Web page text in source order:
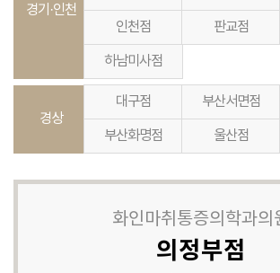
경기·인천
인천점 판교점
하남미사점
경상
대구점 부산서면점
부산화명점 울산점
화인마취통증의학과의
의정부점